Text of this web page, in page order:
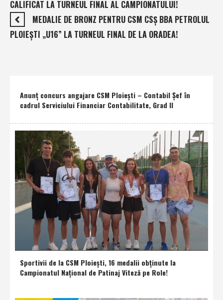
CALIFICAT LA TURNEUL FINAL AL CAMPIONATULUI!
MEDALIE DE BRONZ PENTRU CSM CSŞ BBA PETROLUL
PLOIEŞTI „U16” LA TURNEUL FINAL DE LA ORADEA!
Anunţ concurs angajare CSM Ploieşti – Contabil Şef în
cadrul Serviciului Financiar Contabilitate, Grad II
Sportivii de la CSM Ploieşti, 16 medalii obţinute la
Campionatul Naţional de Patinaj Viteză pe Role!